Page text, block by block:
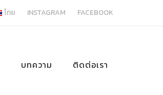
ไทย INSTAGRAM FACEBOOK
บทความ ติดต่อเรา